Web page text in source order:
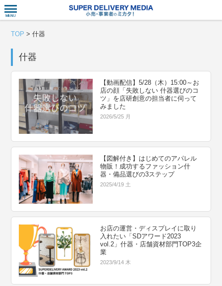
TOP >什器
什器
【動画配信】5/28（木）15:00～お
店の顔「失敗しない 什器選びのコ
ツ」を店研創意の担当者に伺って
みました
2026/5/25 月
【図解付き】はじめてのアパレル
物販！成功するファッション什
器・備品選びの3ステップ
2025/4/19 土
お店の運営・ディスプレイに取り
入れたい「SDアワード2023
vol.2」什器・店舗資材部門TOP3企
業
2023/9/14 木